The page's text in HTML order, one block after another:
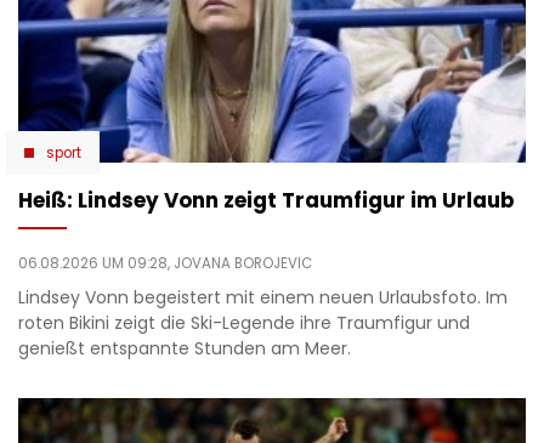
sport
Heiß: Lindsey Vonn zeigt Traumfigur im Urlaub
06.08.2026 UM 09:28, JOVANA BOROJEVIC
Lindsey Vonn begeistert mit einem neuen Urlaubsfoto. Im
roten Bikini zeigt die Ski-Legende ihre Traumfigur und
genießt entspannte Stunden am Meer.